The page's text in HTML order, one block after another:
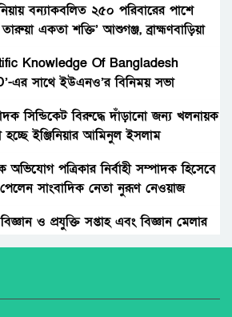
গন্তব্য কোথায়?
এক সাক্ষী: সোহাগের অপেক্ষা, বিচার
প্রশ্ন
ধুলো নয়, নীরব বিষ: রংপুরে তামাক
বিস্তার
বন্যাকবলিত ২৫০ পরিবারের পাশে
তারুয়া একতা শক্তি’ আশুগঞ্জ, ব্রাহ্মণবাড়িয়া
Knowledge Of Bangladesh
এর সাথে ইউএনও’র বিনিময় সভা
সিন্ডিকেট বিরুদ্ধে দাঁড়ানো জন্য খলনায়ক
হচ্ছে ইঞ্জিনিয়ার আমিনুল ইসলাম
অভিযোগ পত্রিকার নির্বাহী সম্পাদক হিসেবে
পেলেন সাংবাদিক নেতা নুরূণ নেওয়াজ
ও প্রযুক্তি সপ্তাহ এবং বিজ্ঞান মেলার